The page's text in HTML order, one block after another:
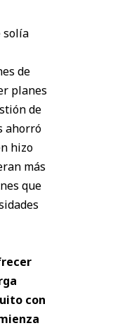
solía
de
planes
de
ahorró
hizo
más
que
con